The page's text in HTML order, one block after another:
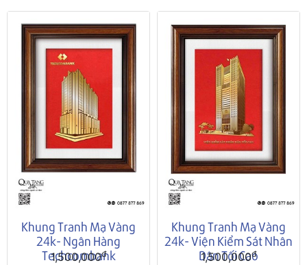
Khung Tranh Mạ Vàng
24k- Ngân Hàng
Techcombank
1,500,000đ
Khung Tranh Mạ Vàng
24k- Viện Kiểm Sát Nhân
Dân Tối Cao
1,500,000đ